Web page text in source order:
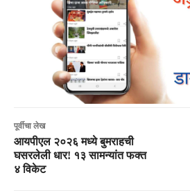
पूर्वीचा लेख
आयपीएल २०२६ मध्ये बुमराहची
घसरलेली धार! १३ सामन्यांत फक्त
४ विकेट